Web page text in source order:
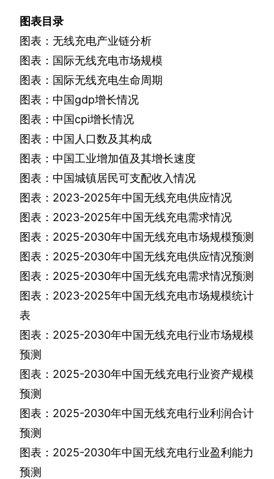
图表目录
图表：无线充电产业链分析
图表：国际无线充电市场规模
图表：国际无线充电生命周期
图表：中国gdp增长情况
图表：中国cpi增长情况
图表：中国人口数及其构成
图表：中国工业增加值及其增长速度
图表：中国城镇居民可支配收入情况
图表： 2023-2025年中国无线充电供应情况
图表： 2023-2025年中国无线充电需求情况
图表： 2025-2030年中国无线充电市场规模预测
图表： 2025-2030年中国无线充电供应情况预测
图表： 2025-2030年中国无线充电需求情况预测
图表： 2023-2025年中国无线充电市场规模统计
表
图表： 2025-2030年中国无线充电行业市场规模
预测
图表： 2025-2030年中国无线充电行业资产规模
预测
图表： 2025-2030年中国无线充电行业利润合计
预测
图表： 2025-2030年中国无线充电行业盈利能力
预测